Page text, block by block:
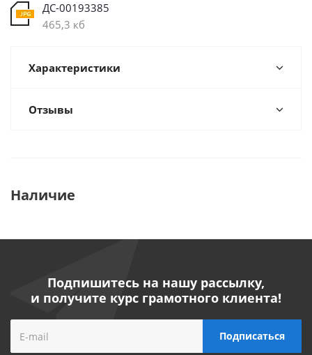
ДС-00193385
465,3 кб
Характеристики
Отзывы
Наличие
Подпишитесь на нашу рассылку,
и получите курс грамотного клиента!